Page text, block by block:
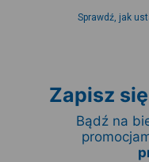
Sprawdź, jak
Zapisz
Bądź na